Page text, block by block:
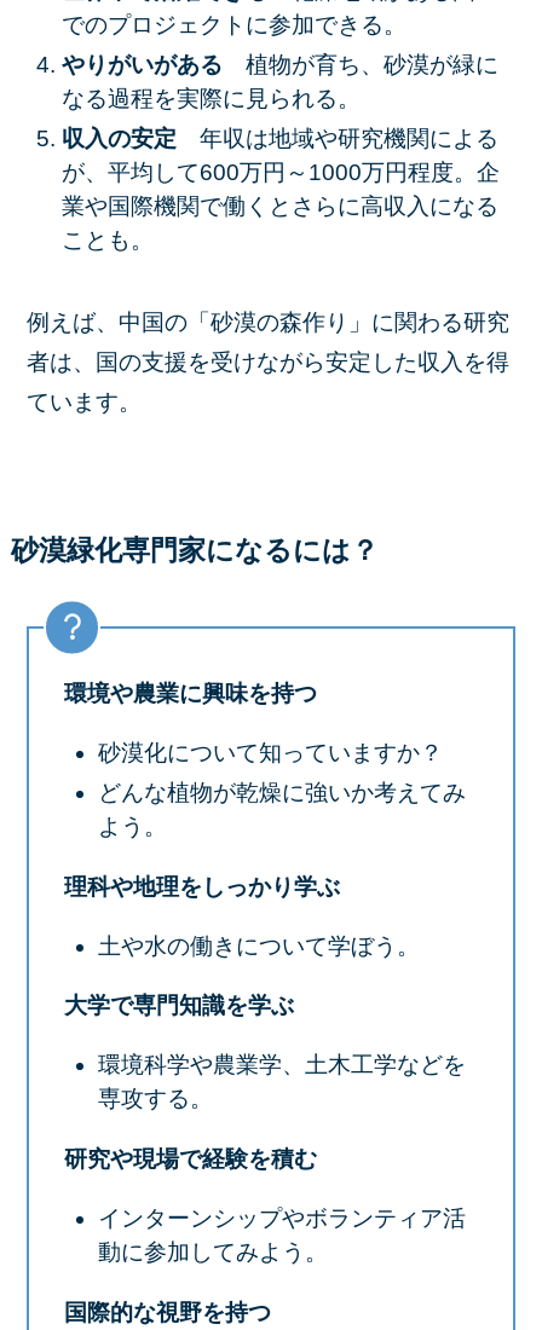
でのプロジェクトに参加できる。
やりがいがある 植物が育ち、砂漠が緑に
なる過程を実際に見られる。
収入の安定 年収は地域や研究機関による
が、平均して600万円～1000万円程度。企
業や国際機関で働くとさらに高収入になる
ことも。
例えば、中国の「砂漠の森作り」に関わる研究
者は、国の支援を受けながら安定した収入を得
ています。
砂漠緑化専門家になるには？
環境や農業に興味を持つ
砂漠化について知っていますか？
どんな植物が乾燥に強いか考えてみ
よう。
理科や地理をしっかり学ぶ
土や水の働きについて学ぼう。
大学で専門知識を学ぶ
環境科学や農業学、土木工学などを
専攻する。
研究や現場で経験を積む
インターンシップやボランティア活
動に参加してみよう。
国際的な視野を持つ